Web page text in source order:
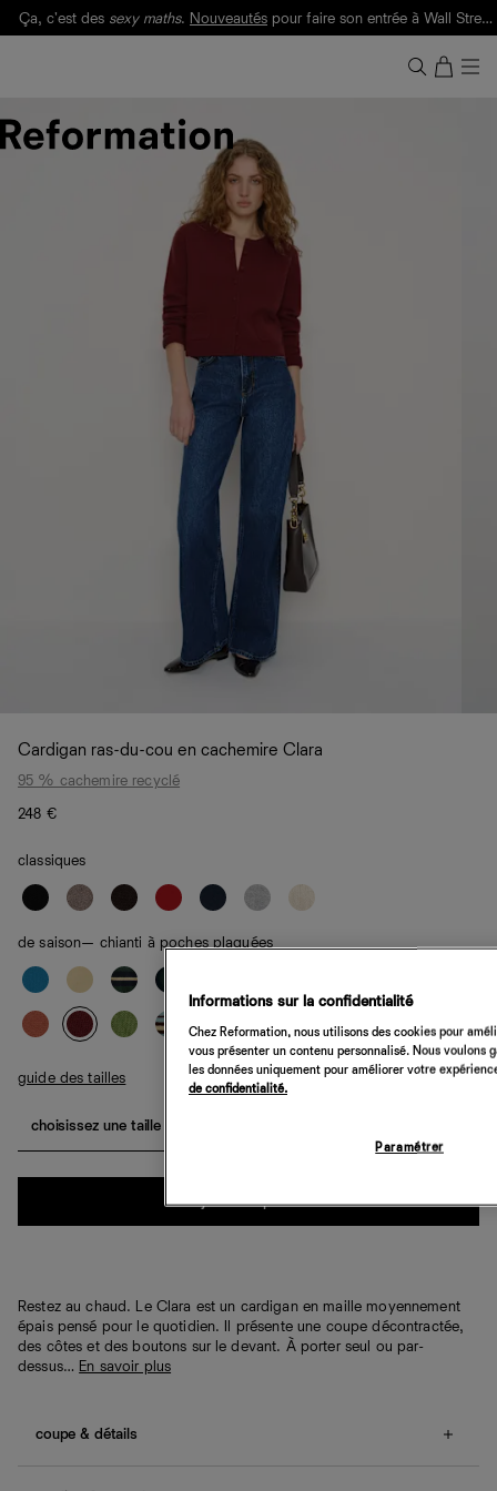
Ça, c'est des sexy maths. Nouveautés pour faire son entrée à Wall Street.
Cardigan ras-du-cou en cachemire Clara
95 % cachemire recyclé
248 €
classiques
de saison— chianti à poches plaquées
guide des tailles
choisissez une taille
ajouter au panier
Restez au chaud. Le Clara est un cardigan en maille moyennement
épais pensé pour le quotidien. Il présente une coupe décontractée,
des côtes et des boutons sur le devant. À porter seul ou par-
dessus… En savoir plus
coupe & détails
Informations sur la confidentialité
Chez Reformation, nous utilisons des cookies pour
vous présenter un contenu personnalisé. Nous
les données uniquement pour améliorer votre
de confidentialité.
Paramétrer